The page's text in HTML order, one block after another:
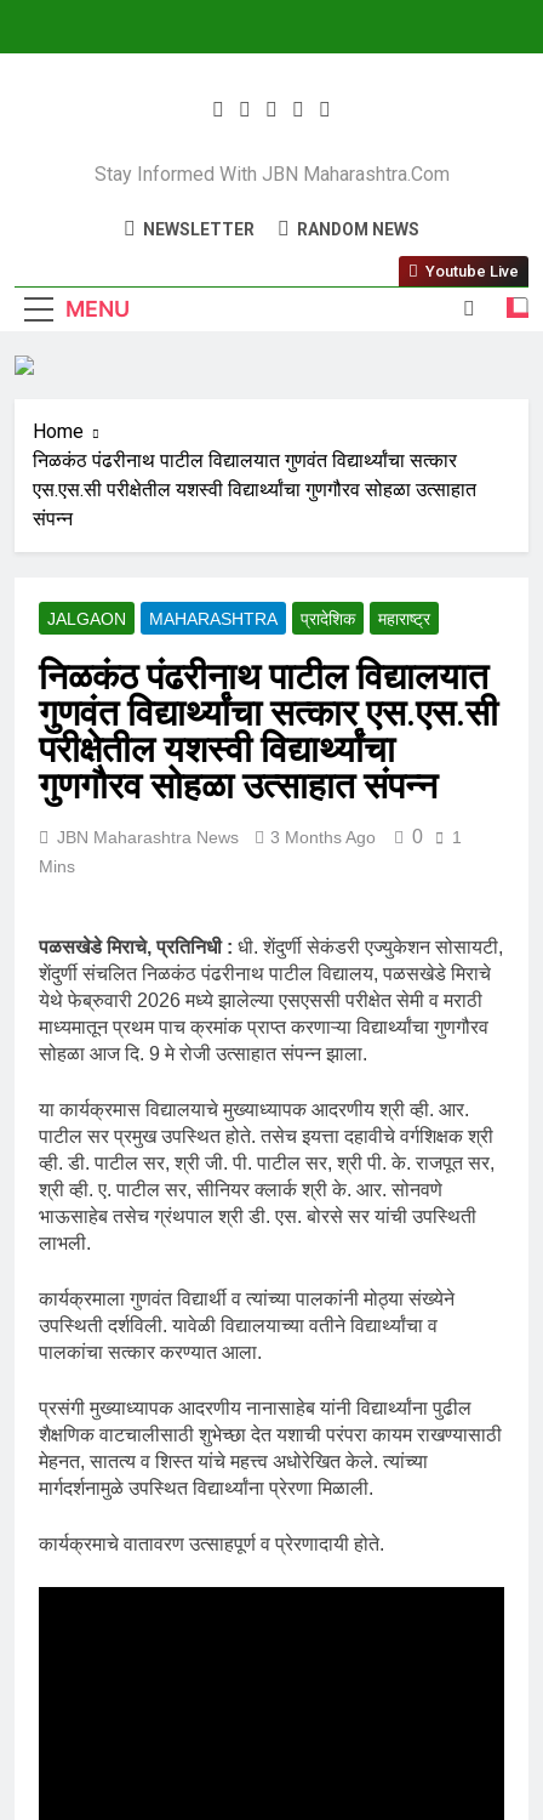
JBN Maharashtra
Stay Informed With JBN Maharashtra.com
NEWSLETTER RANDOM NEWS
MENU
Youtube Live
Home
निळकंठ पंढरीनाथ पाटील विद्यालयात गुणवंत विद्यार्थ्यांचा सत्कार
एस.एस.सी परीक्षेतील यशस्वी विद्यार्थ्यांचा गुणगौरव सोहळा उत्साहात
संपन्न
JALGAON MAHARASHTRA प्रादेशिक महाराष्ट्र
निळकंठ पंढरीनाथ पाटील विद्यालयात
गुणवंत विद्यार्थ्यांचा सत्कार एस.एस.सी
परीक्षेतील यशस्वी विद्यार्थ्यांचा
गुणगौरव सोहळा उत्साहात संपन्न
JBN Maharashtra News 3 Months Ago 0
1
Mins
पळसखेडे मिराचे, प्रतिनिधी : धी. शेंदुर्णी सेकंडरी एज्युकेशन सोसायटी,
शेंदुर्णी संचलित निळकंठ पंढरीनाथ पाटील विद्यालय, पळसखेडे मिराचे
येथे फेब्रुवारी 2026 मध्ये झालेल्या एसएससी परीक्षेत सेमी व मराठी
माध्यमातून प्रथम पाच क्रमांक प्राप्त करणाऱ्या विद्यार्थ्यांचा गुणगौरव
सोहळा आज दि. 9 मे रोजी उत्साहात संपन्न झाला.
या कार्यक्रमास विद्यालयाचे मुख्याध्यापक आदरणीय श्री व्ही. आर.
पाटील सर प्रमुख उपस्थित होते. तसेच इयत्ता दहावीचे वर्गशिक्षक श्री
व्ही. डी. पाटील सर, श्री जी. पी. पाटील सर, श्री पी. के. राजपूत सर,
श्री व्ही. ए. पाटील सर, सीनियर क्लार्क श्री के. आर. सोनवणे
भाऊसाहेब तसेच ग्रंथपाल श्री डी. एस. बोरसे सर यांची उपस्थिती
लाभली.
कार्यक्रमाला गुणवंत विद्यार्थी व त्यांच्या पालकांनी मोठ्या संख्येने
उपस्थिती दर्शविली. यावेळी विद्यालयाच्या वतीने विद्यार्थ्यांचा व
पालकांचा सत्कार करण्यात आला.
प्रसंगी मुख्याध्यापक आदरणीय नानासाहेब यांनी विद्यार्थ्यांना पुढील
शैक्षणिक वाटचालीसाठी शुभेच्छा देत यशाची परंपरा कायम राखण्यासाठी
मेहनत, सातत्य व शिस्त यांचे महत्त्व अधोरेखित केले. त्यांच्या
मार्गदर्शनामुळे उपस्थित विद्यार्थ्यांना प्रेरणा मिळाली.
कार्यक्रमाचे वातावरण उत्साहपूर्ण व प्रेरणादायी होते.